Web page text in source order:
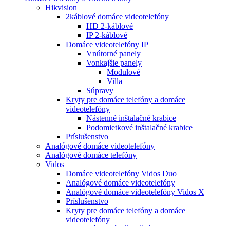
Hikvision
2káblové domáce videotelefóny
HD 2-káblové
IP 2-káblové
Domáce videotelefóny IP
Vnútorné panely
Vonkajšie panely
Modulové
Villa
Súpravy
Kryty pre domáce telefóny a domáce
videotelefóny
Nástenné inštalačné krabice
Podomietkové inštalačné krabice
Príslušenstvo
Analógové domáce videotelefóny
Analógové domáce telefóny
Vidos
Domáce videotelefóny Vidos Duo
Analógové domáce videotelefóny
Analógové domáce videotelefóny Vidos X
Príslušenstvo
Kryty pre domáce telefóny a domáce
videotelefóny